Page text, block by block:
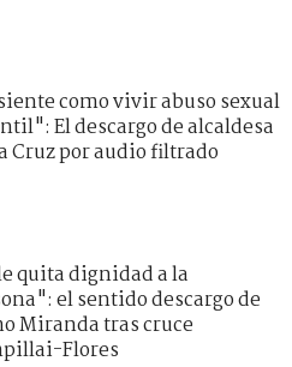
como vivir abuso sexual
El descargo de alcaldesa
Cruz por audio filtrado
quita dignidad a la
el sentido descargo de
Miranda tras cruce
Flores